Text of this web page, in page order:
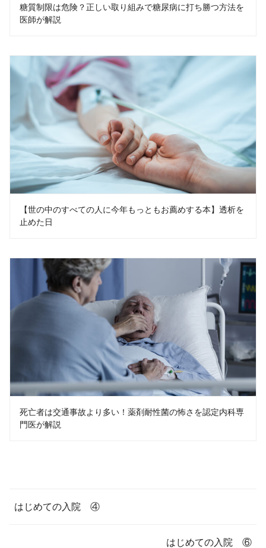
糖質制限は危険？正しい取り組みで糖尿病に打ち勝つ方法を
医師が解説
【世の中のすべての人に今年もっともお薦めする本】透析を
止めた日
死亡者は交通事故より多い！薬剤耐性菌の怖さを認定内科専
門医が解説
はじめての入院 ④
はじめての入院 ⑥